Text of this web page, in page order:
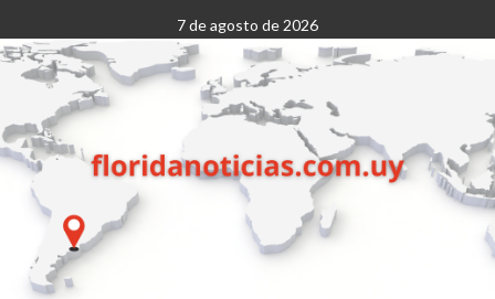
al
contenido
7 de agosto de 2026